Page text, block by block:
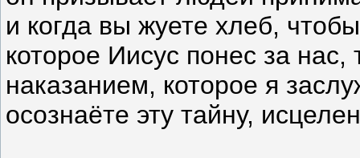
и когда вы жуете хлеб,
которое Иисус понес за
наказанием, которое я
осознаёте эту тайну,